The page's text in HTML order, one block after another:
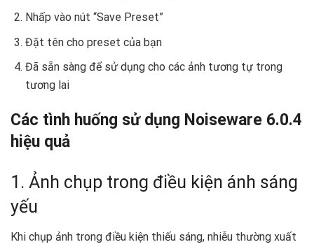
Nhấp vào nút “Save Preset”
Đặt tên cho preset của bạn
Đã sẵn sàng để sử dụng cho các ảnh tương tự trong
tương lai
Các tình huống sử dụng Noiseware 6.0.4
hiệu quả
1. Ảnh chụp trong điều kiện ánh sáng
yếu
Khi chụp ảnh trong điều kiện thiếu sáng, nhiễu thường xuất